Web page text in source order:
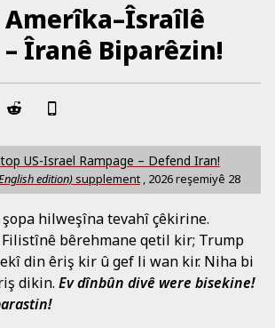
Îranê Biparêzin!
US-Israel Rampage – Defend Iran!
edition)supplement , 2026 reşemiyê 28
hilweşîna tevahî çêkirine.
bêrehmane qetil kir; Trump
din êriş kir û gef li wan kir. Niha bi
dikin. Ev dînbûn divê were bisekine!